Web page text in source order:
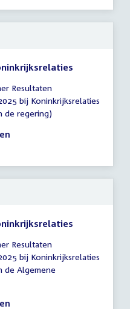
Resultaten
bij Koninkrijksrelaties
de regering)
Resultaten
bij Koninkrijksrelaties
de Algemene